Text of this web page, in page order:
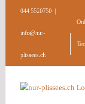
044 5520750
info@nur-
plissees.ch